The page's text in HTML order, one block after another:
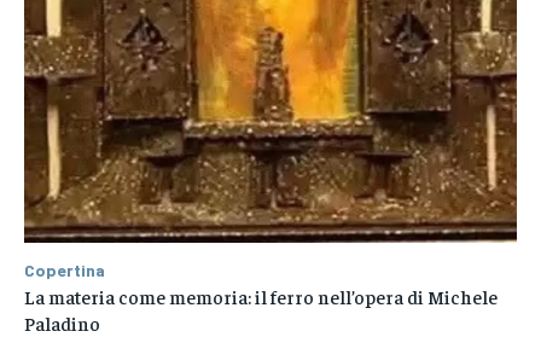
Copertina
La materia come memoria: il ferro nell’opera di Michele
Paladino